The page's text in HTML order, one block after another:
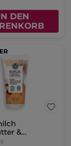
DEN
&
200 ml